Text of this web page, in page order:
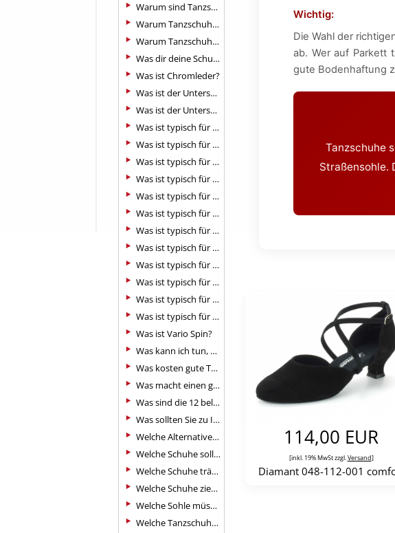
Warum sind Tanzschuhe für Damen offen geschnitten?
Warum Tanzschuhe kaufen ?
Warum Tanzschuhe mit geteilter Sohle?
Was dir deine Schuhsohle sagt
Was ist Chromleder?
Was ist der Unterschied zwischen Standard und Latein Tanzschuhe?
Was ist der Unterschied zwischen Tanzschuhen und normalen Absätz
Was ist typisch für den Cha-Cha-Cha?
Was ist typisch für den Jive?
Was ist typisch für den Paso Doble?
Was ist typisch für den Tango (Standard)?
Was ist typisch für den Tango Argentino?
Was ist typisch für den Wiener Walzer?
Was ist typisch für die Rumba?
Was ist typisch für die Samba?
Was ist typisch für Discofox?
Was ist typisch für Foxtrott und Quickstep?
Was ist typisch für Langsamer Walzer?
Was ist typisch für Salsa?
Was ist Vario Spin?
Was kann ich tun, wenn meine Tanzschuhe stinken?
Was kosten gute Tanzschuhe?
Was macht einen guten Tanzschuh aus?
Was sind die 12 beliebtesten Tänze in Deutschland?
Was sollten Sie zu Ihrer ersten Gesellschaftstanzstunde anziehen
Welche Alternativen gibt es zu Tanzschuhen?
Welche Schuhe sollte man in einem Tanzkurs für Anfänger tragen?
Welche Schuhe trägt man beim Tanzkurs?
Welche Schuhe zieht man zum Line Dance an?
Welche Sohle müssen Tanzschuhe haben?
Welche Tanzschuhe sind die besten?
Wichtig:
Die Wahl der
ab. Wer auf Parkett
gute Bodenhaftung
Tanzschuhe
Straßensohle.
114,00 EUR
[inkl. 19% MwSt zzgl. Versand]
Diamant 048-112-001